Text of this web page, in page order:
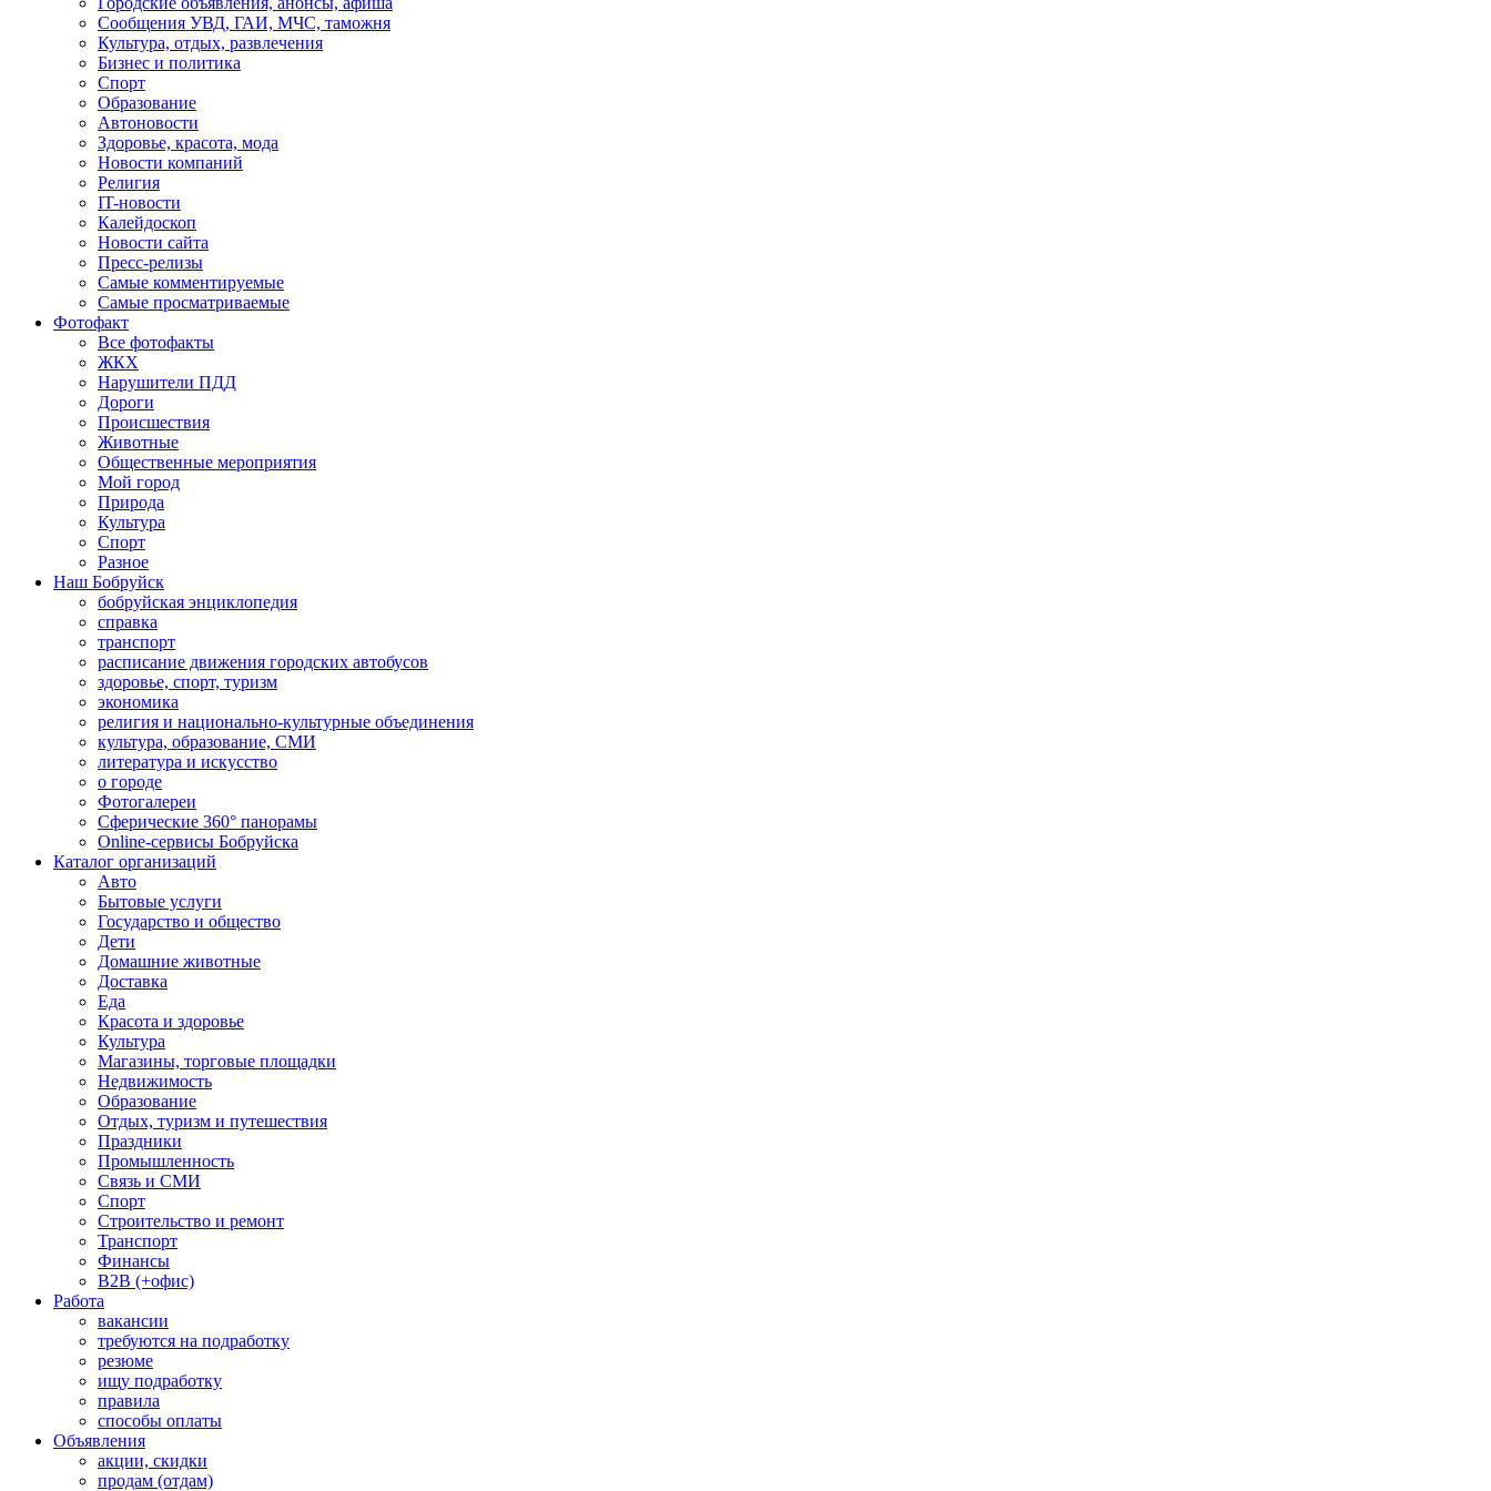
Сообщения УВД, ГАИ, МЧС, таможня
Культура, отдых, развлечения
Бизнес и политика
Спорт
Образование
Автоновости
Здоровье, красота, мода
Новости компаний
Религия
IT-новости
Калейдоскоп
Новости сайта
Пресс-релизы
Самые комментируемые
Самые просматриваемые
Фотофакт
Все фотофакты
ЖКХ
Нарушители ПДД
Дороги
Происшествия
Животные
Общественные мероприятия
Мой город
Природа
Культура
Спорт
Разное
Наш Бобруйск
бобруйская энциклопедия
справка
транспорт
расписание движения городских автобусов
здоровье, спорт, туризм
экономика
религия и национально-культурные объединения
культура, образование, СМИ
литература и искусство
о городе
Фотогалереи
Сферические 360° панорамы
Online-сервисы Бобруйска
Каталог организаций
Авто
Бытовые услуги
Государство и общество
Дети
Домашние животные
Доставка
Еда
Красота и здоровье
Культура
Магазины, торговые площадки
Недвижимость
Образование
Отдых, туризм и путешествия
Праздники
Промышленность
Связь и СМИ
Спорт
Строительство и ремонт
Транспорт
Финансы
B2B (+офис)
Работа
вакансии
требуются на подработку
резюме
ищу подработку
правила
способы оплаты
Объявления
акции, скидки
продам (отдам)